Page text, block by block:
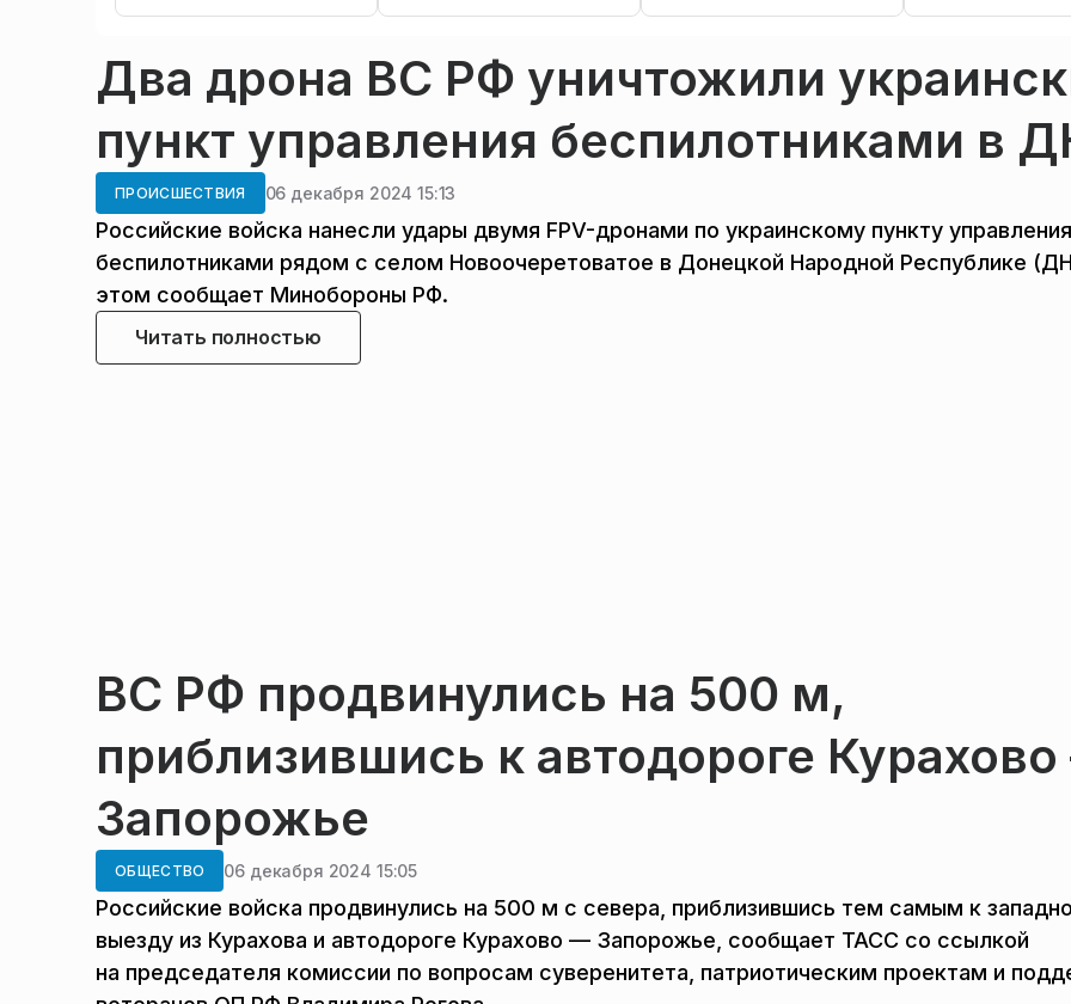
Два дрона ВС РФ уничтожили
пункт управления беспилотниками в
ПРОИСШЕСТВИЯ 06 декабря 2024 15:13
Российские войска нанесли удары двумя FPV-дронами по украинскому пункту управления
беспилотниками рядом с селом Новоочеретоватое в Донецкой Народной Республике
этом сообщает Минобороны РФ.
Читать полностью
ВС РФ продвинулись на 500 м,
приблизившись к автодороге
Запорожье
ОБЩЕСТВО 06 декабря 2024 15:05
Российские войска продвинулись на 500 м с севера, приблизившись тем самым к
выезду из Курахова и автодороге Курахово — Запорожье, сообщает ТАСС со ссылкой
на председателя комиссии по вопросам суверенитета, патриотическим проектам и